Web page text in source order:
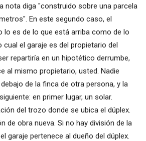
nota diga "construido sobre una parcela
En este segundo caso, el
lo es de lo que está arriba como de lo
cual el garaje es del propietario del
repartiría en un hipotético derrumbe,
al mismo propietario, usted. Nadie
de la finca de otra persona, y la
en primer lugar, un solar.
del trozo donde se ubica el dúplex.
de obra nueva. Si no hay división de la
garaje pertenece al dueño del dúplex.